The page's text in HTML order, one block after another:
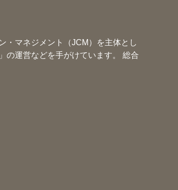
・マネジメント（JCM）を主体とし
の運営などを手がけています。 総合